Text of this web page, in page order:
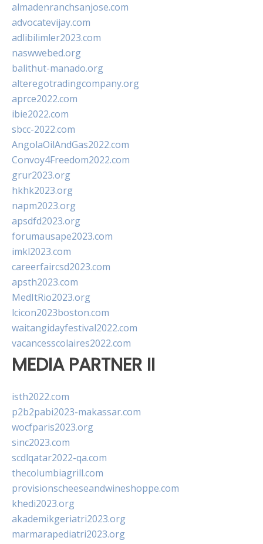
almadenranchsanjose.com
advocatevijay.com
adlibilimler2023.com
naswwebed.org
balithut-manado.org
alteregotradingcompany.org
aprce2022.com
ibie2022.com
sbcc-2022.com
AngolaOilAndGas2022.com
Convoy4Freedom2022.com
grur2023.org
hkhk2023.org
napm2023.org
apsdfd2023.org
forumausape2023.com
imkl2023.com
careerfaircsd2023.com
apsth2023.com
MedItRio2023.org
lcicon2023boston.com
waitangidayfestival2022.com
vacancesscolaires2022.com
MEDIA PARTNER II
isth2022.com
p2b2pabi2023-makassar.com
wocfparis2023.org
sinc2023.com
scdlqatar2022-qa.com
thecolumbiagrill.com
provisionscheeseandwineshoppe.com
khedi2023.org
akademikgeriatri2023.org
marmarapediatri2023.org